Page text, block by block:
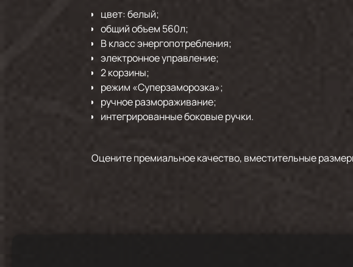
цвет: белый;
общий объем 560л;
В класс энергопотребления;
электронное управление;
2 корзины;
режим «Суперзаморозка»;
ручное размораживание;
интегрированные боковые ручки.
Оцените премиальное качество, вместительные